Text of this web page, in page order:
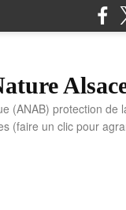
(ANAB) protection de
(faire un clic pour